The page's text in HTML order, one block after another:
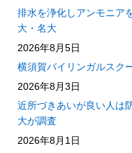
排水を浄化しアンモニ
大・名大
2026年8月5日
横須賀バイリンガルスク
2026年8月3日
近所づきあいが良い人
大が調査
2026年8月1日